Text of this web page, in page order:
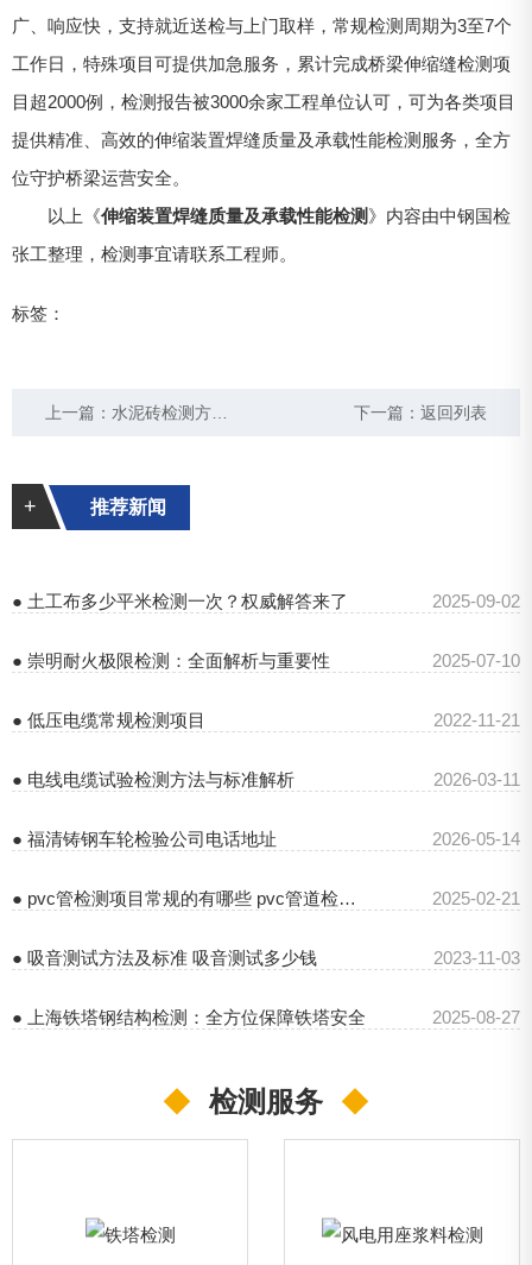
广、响应快，支持就近送检与上门取样，常规检测周期为3至7个
工作日，特殊项目可提供加急服务，累计完成桥梁伸缩缝检测项
目超2000例，检测报告被3000余家工程单位认可，可为各类项目
提供精准、高效的伸缩装置焊缝质量及承载性能检测服务，全方
位守护桥梁运营安全。
以上《伸缩装置焊缝质量及承载性能检测 》内容由中钢国检
张工整理，检测事宜请联系工程师。
标签：
上一篇：水泥砖检测方法和标准 下一篇： 返回列表
+ 推荐新闻
● 土工布多少平米检测一次？权威解答来了 2025-09-02
● 崇明耐火极限检测：全面解析与重要性 2025-07-10
● 低压电缆常规检测项目 2022-11-21
● 电线电缆试验检测方法与标准解析 2026-03-11
● 福清铸钢车轮检验公司电话地址 2026-05-14
● pvc管检测项目常规的有哪些 pvc管道检测报告 2025-02-21
● 吸音测试方法及标准 吸音测试多少钱 2023-11-03
● 上海铁塔钢结构检测：全方位保障铁塔安全 2025-08-27
◆ 检测服务 ◆